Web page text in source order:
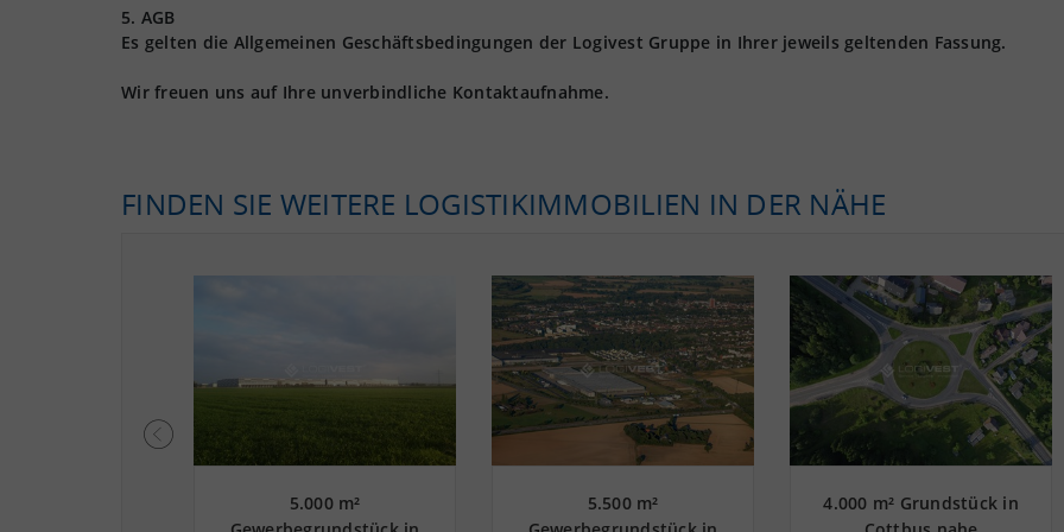
5. AGB
Es gelten die Allgemeinen Geschäftsbedingungen der Logivest Gruppe in Ihrer jeweils geltenden Fassung.
Wir freuen uns auf Ihre unverbindliche Kontaktaufnahme.
FINDEN SIE WEITERE LOGISTIKIMMOBILIEN IN DER NÄHE
5.000 m²
5.500 m²
4.000 m² Grundstück in